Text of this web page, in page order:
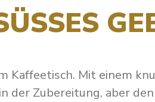
Kaffeetisch. Mit einem
der Zubereitung, aber